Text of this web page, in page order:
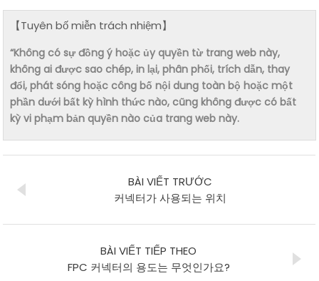
【Tuyên bố miễn trách nhiệm】
“Không có sự đồng ý hoặc ủy quyền từ trang web này,
không ai được sao chép, in lại, phân phối, trích dẫn, thay
đổi, phát sóng hoặc công bố nội dung toàn bộ hoặc một
phần dưới bất kỳ hình thức nào, cũng không được có bất
kỳ vi phạm bản quyền nào của trang web này.
BÀI VIẾT TRƯỚC
커넥터가 사용되는 위치
BÀI VIẾT TIẾP THEO
FPC 커넥터의 용도는 무엇인가요?